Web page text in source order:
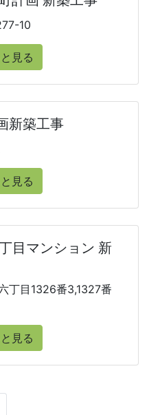
10
見る
新築工事
見る
目マンション 新
丁目1326番3,1327番
見る